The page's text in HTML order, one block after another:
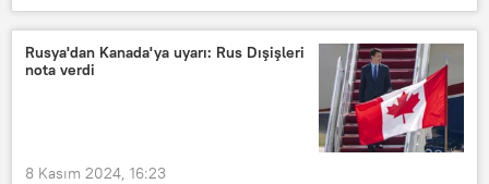
Dmitriy Medvedev
Batı
Asya
Rusya Güvenlik Konseyi
Rusya
Avrupa
Rusya'dan Kanada'ya uyarı: Rus Dışişleri
nota verdi
8 Kasım 2024, 16:23